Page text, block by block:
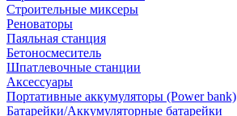
Строительные миксеры
Реноваторы
Паяльная станция
Бетоносмеситель
Шпатлевочные станции
Аксессуары
Портативные аккумуляторы (Power bank)
Батарейки/Аккумуляторные батарейки